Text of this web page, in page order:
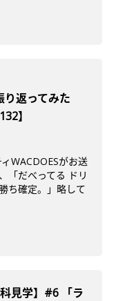
り返ってみた
】
WACDOESがお送
「だべってる ドリ
ち確定。」略して
科見学】#6 「ラ